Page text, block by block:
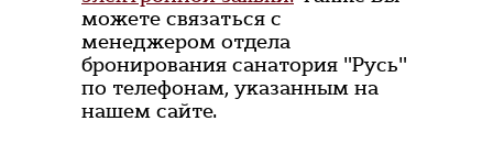
можете связаться с
менеджером отдела
бронирования санатория "Русь"
по телефонам, указанным на
нашем сайте.